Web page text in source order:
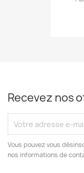
Recevez nos
Vous pouvez vous
nos informations de